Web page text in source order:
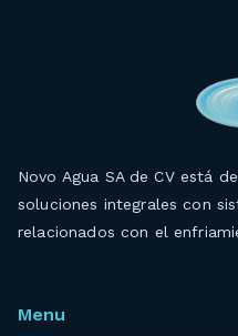
Novo Agua SA de CV está
soluciones integrales con
relacionados con el
Menu